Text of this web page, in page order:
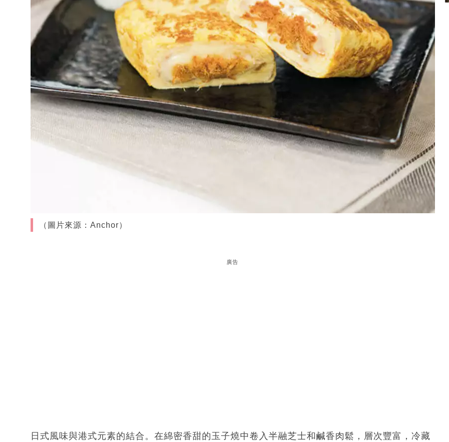
（圖片來源：Anchor）
廣告
日式風味與港式元素的結合。在綿密香甜的玉子燒中卷入半融芝士和鹹香肉鬆，層次豐富，冷藏